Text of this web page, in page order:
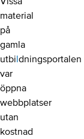
material
på
gamla
utbildningsportalen
var
öppna
webbplatser
utan
kostnad